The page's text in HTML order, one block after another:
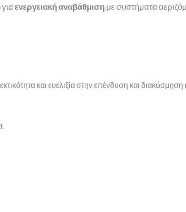
ενεργειακή αναβάθμισημε συστήματα
και ευελιξία στην επένδυση και
.